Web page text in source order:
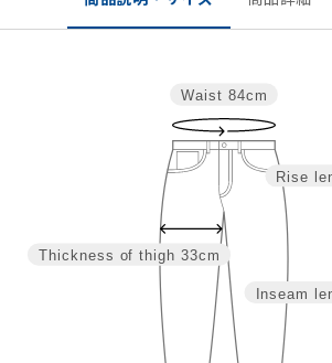
Inseam
Rise
Thickness of thigh 33cm
Waist 84cm